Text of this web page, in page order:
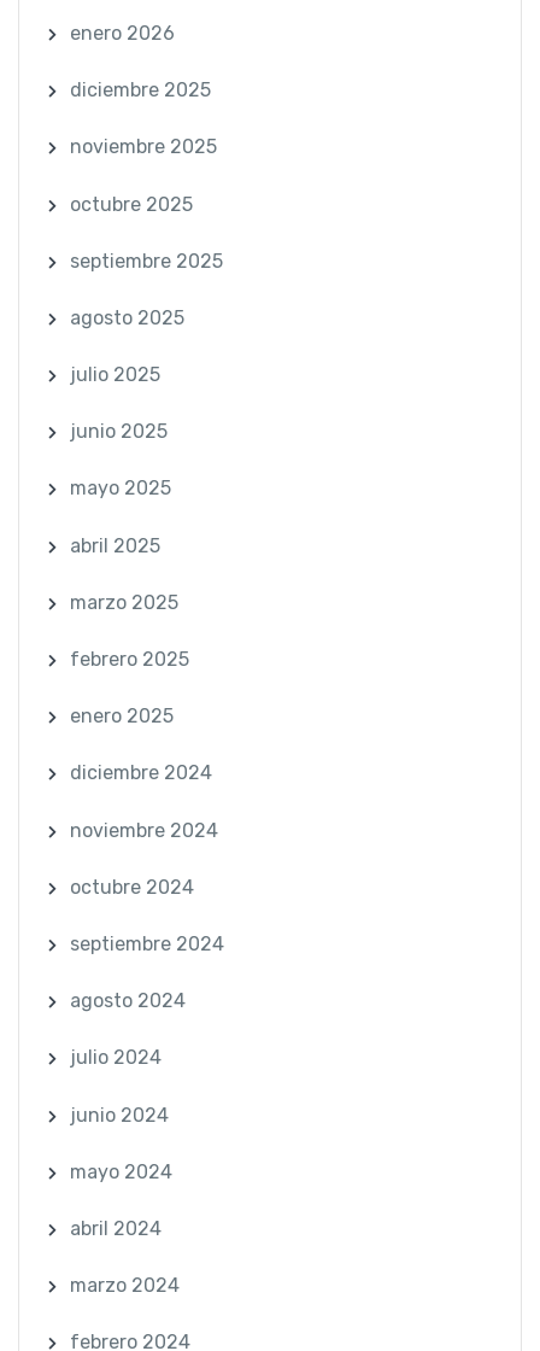
enero 2026
diciembre 2025
noviembre 2025
octubre 2025
septiembre 2025
agosto 2025
julio 2025
junio 2025
mayo 2025
abril 2025
marzo 2025
febrero 2025
enero 2025
diciembre 2024
noviembre 2024
octubre 2024
septiembre 2024
agosto 2024
julio 2024
junio 2024
mayo 2024
abril 2024
marzo 2024
febrero 2024